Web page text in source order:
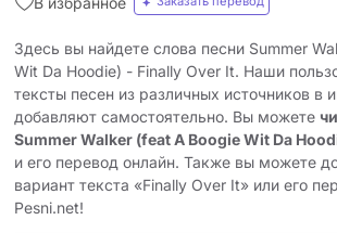
Здесь вы найдете слова песни Summer
Wit Da Hoodie) - Finally Over It. Наши
тексты песен из различных источников в
добавляют самостоятельно. Вы можете
Summer Walker (feat A Boogie Wit Da
и его перевод онлайн. Также вы можете
вариант текста «Finally Over It» или его
Pesni.net!